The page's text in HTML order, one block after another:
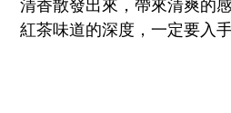
紅茶味道的深度，一定要入